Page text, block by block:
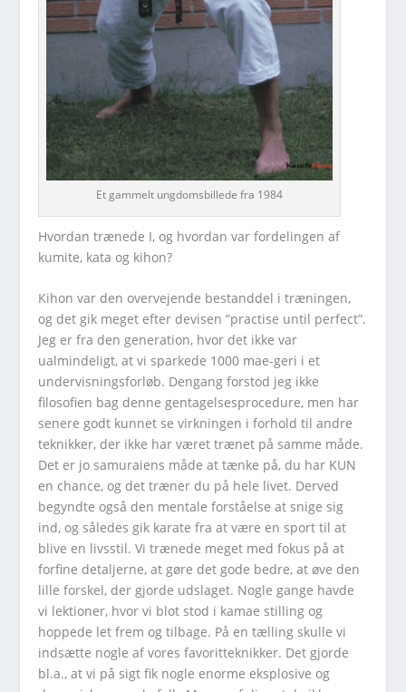
Et gammelt ungdomsbillede fra 1984
Hvordan trænede I, og hvordan var fordelingen af
kumite, kata og kihon?
Kihon var den overvejende bestanddel i træningen,
og det gik meget efter devisen ”practise until perfect”.
Jeg er fra den generation, hvor det ikke var
ualmindeligt, at vi sparkede 1000 mae-geri i et
undervisningsforløb. Dengang forstod jeg ikke
filosofien bag denne gentagelsesprocedure, men har
senere godt kunnet se virkningen i forhold til andre
teknikker, der ikke har været trænet på samme måde.
Det er jo samuraiens måde at tænke på, du har KUN
en chance, og det træner du på hele livet. Derved
begyndte også den mentale forståelse at snige sig
ind, og således gik karate fra at være en sport til at
blive en livsstil. Vi trænede meget med fokus på at
forfine detaljerne, at gøre det gode bedre, at øve den
lille forskel, der gjorde udslaget. Nogle gange havde
vi lektioner, hvor vi blot stod i kamae stilling og
hoppede let frem og tilbage. På en tælling skulle vi
indsætte nogle af vores favoritteknikker. Det gjorde
bl.a., at vi på sigt fik nogle enorme eksplosive og